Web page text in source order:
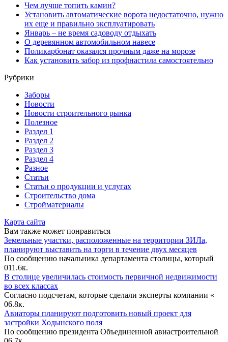
Чем лучше топить камин?
Установить автоматические ворота недостаточно, нужно
их еще и правильно эксплуатировать
Январь – не время садоводу отдыхать
О деревянном автомобильном навесе
Поликарбонат оказался прочным даже на морозе
Как установить забор из профнастила самостоятельно
Рубрики
Заборы
Новости
Новости строительного рынка
Полезное
Раздел 1
Раздел 2
Раздел 3
Раздел 4
Разное
Статьи
Статьи o продукции и услугах
Строительство дома
Стройматериалы
Карта сайта
Вам также может понравиться
Земельные участки, расположенные на территории ЗИЛа,
планируют выставить на торги в течение двух месяцев
По сообщению начальника департамента столицы, который
011.6к.
В столице увеличилась стоимость первичной недвижимости
во всех классах
Согласно подсчетам, которые сделали эксперты компании «
06.8к.
Авиаторы планируют подготовить новый проект для
застройки Ходынского поля
По сообщению президента Объединенной авиастроительной